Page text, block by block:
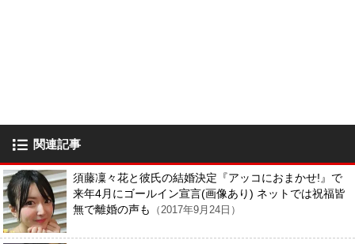
関連記事
須藤凜々花と彼氏の結婚決定『アッコにおまかせ!』で
来年4月にゴールイン宣言(画像あり) ネットでは祝福皆
無で離婚の声も
（2017年9月24日）